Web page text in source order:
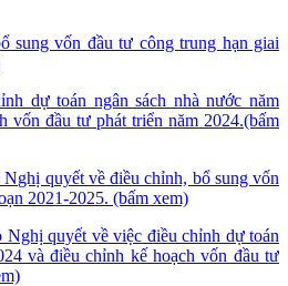
sung vốn đầu tư công trung hạn giai
dự toán ngân sách nhà nước năm
vốn đầu tư phát triển năm 2024.(bấm
quyết về điều chỉnh, bổ sung vốn
2021-2025. (bấm xem)
Nghị quyết về việc điều chỉnh dự toán
và điều chỉnh kế hoạch vốn đầu tư